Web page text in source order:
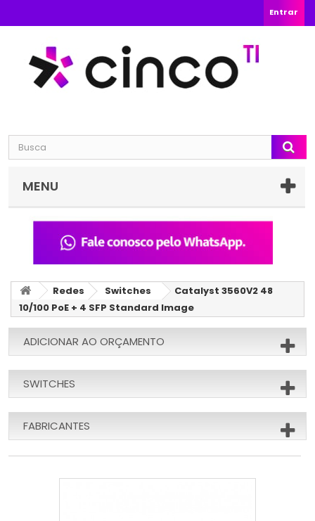
Entrar
MENU
Redes Switches
Catalyst 3560V2 48
10/100 PoE + 4 SFP Standard Image
ADICIONAR AO ORÇAMENTO
SWITCHES
FABRICANTES